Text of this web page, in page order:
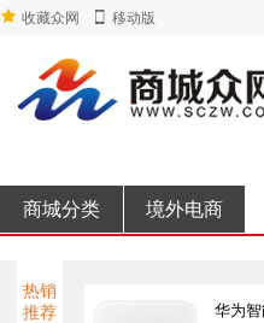
收藏众网 移动版
商城分类 境外电商
热销
推荐
华为